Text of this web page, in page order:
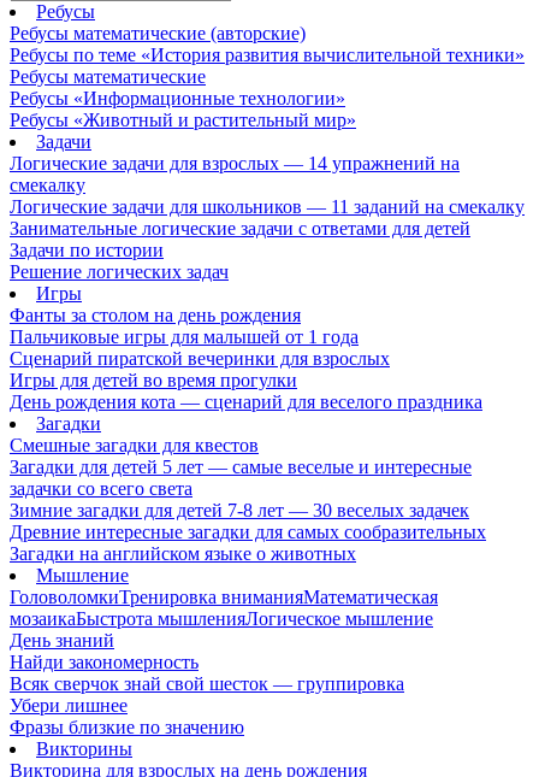
Ребусы
Ребусы математические (авторские)
Ребусы по теме «История развития вычислительной техники»
Ребусы математические
Ребусы «Информационные технологии»
Ребусы «Животный и растительный мир»
Задачи
Логические задачи для взрослых — 14 упражнений на
смекалку
Логические задачи для школьников — 11 заданий на смекалку
Занимательные логические задачи с ответами для детей
Задачи по истории
Решение логических задач
Игры
Фанты за столом на день рождения
Пальчиковые игры для малышей от 1 года
Сценарий пиратской вечеринки для взрослых
Игры для детей во время прогулки
День рождения кота — сценарий для веселого праздника
Загадки
Смешные загадки для квестов
Загадки для детей 5 лет — самые веселые и интересные
задачки со всего света
Зимние загадки для детей 7-8 лет — 30 веселых задачек
Древние интересные загадки для самых сообразительных
Загадки на английском языке о животных
Мышление
ГоловоломкиТренировка вниманияМатематическая
мозаикаБыстрота мышленияЛогическое мышление
День знаний
Найди закономерность
Всяк сверчок знай свой шесток — группировка
Убери лишнее
Фразы близкие по значению
Викторины
Викторина для взрослых на день рождения